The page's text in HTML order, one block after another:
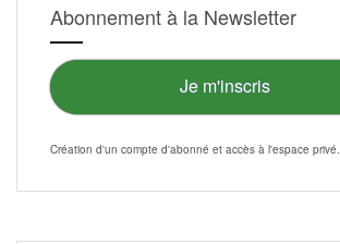
Abonnement à la Newsletter
Je m'inscris
Création d'un compte d'abonné et accès à l'espace privé.